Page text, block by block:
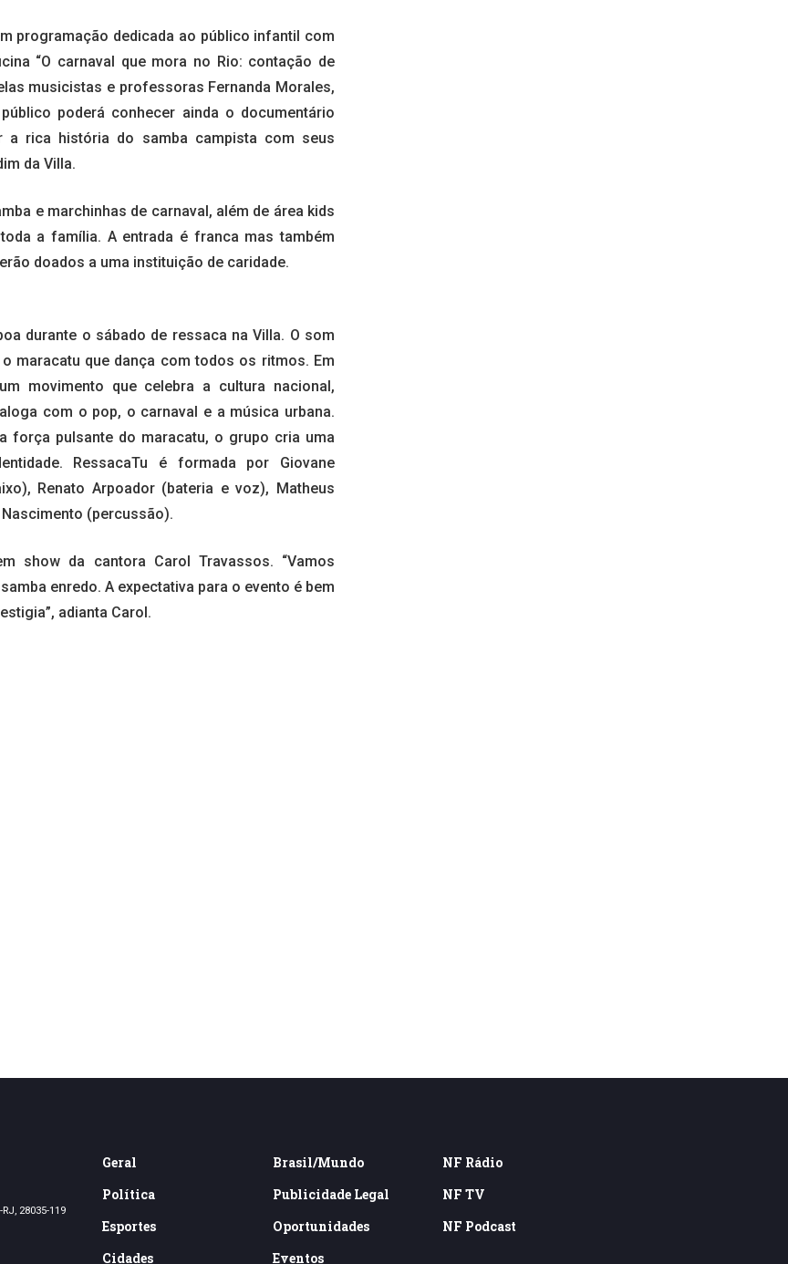
programação dedicada ao público infantil com
“O carnaval que mora no Rio: contação de
musicistas e professoras Fernanda Morales,
poderá conhecer ainda o documentário
a rica história do samba campista com seus
da Villa.
e marchinhas de carnaval, além de área kids
a família. A entrada é franca mas também
doados a uma instituição de caridade.
durante o sábado de ressaca na Villa. O som
maracatu que dança com todos os ritmos. Em
movimento que celebra a cultura nacional,
com o pop, o carnaval e a música urbana.
força pulsante do maracatu, o grupo cria uma
RessacaTu é formada por Giovane
Renato Arpoador (bateria e voz), Matheus
(percussão).
show da cantora Carol Travassos. “Vamos
enredo. A expectativa para o evento é bem
adianta Carol.
28035-119
Geral
Política
Esportes
Cidades
Brasil/Mundo
Publicidade Legal
Oportunidades
Eventos
NF Rádio
NF TV
NF Podcast